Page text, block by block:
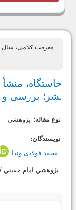
خاستگاه،
بشر؛ بررسی و
نوع مقاله: پژوهشی
نویسندگان:
محمد فولادی وندا
پژوهشي امام خميني /